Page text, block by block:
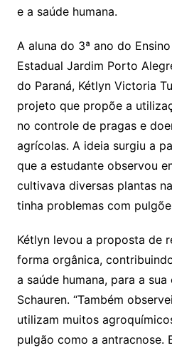
e a saúde humana.
A aluna do 3ª ano do
Estadual Jardim Porto
do Paraná, Kétlyn Victoria
projeto que propõe a
no controle de pragas e
agrícolas. A ideia surgiu a
que a estudante observou
cultivava diversas plantas
tinha problemas com
Kétlyn levou a proposta de
forma orgânica,
a saúde humana, para a
Schauren. “Também
utilizam muitos
pulgão como a antracnose.